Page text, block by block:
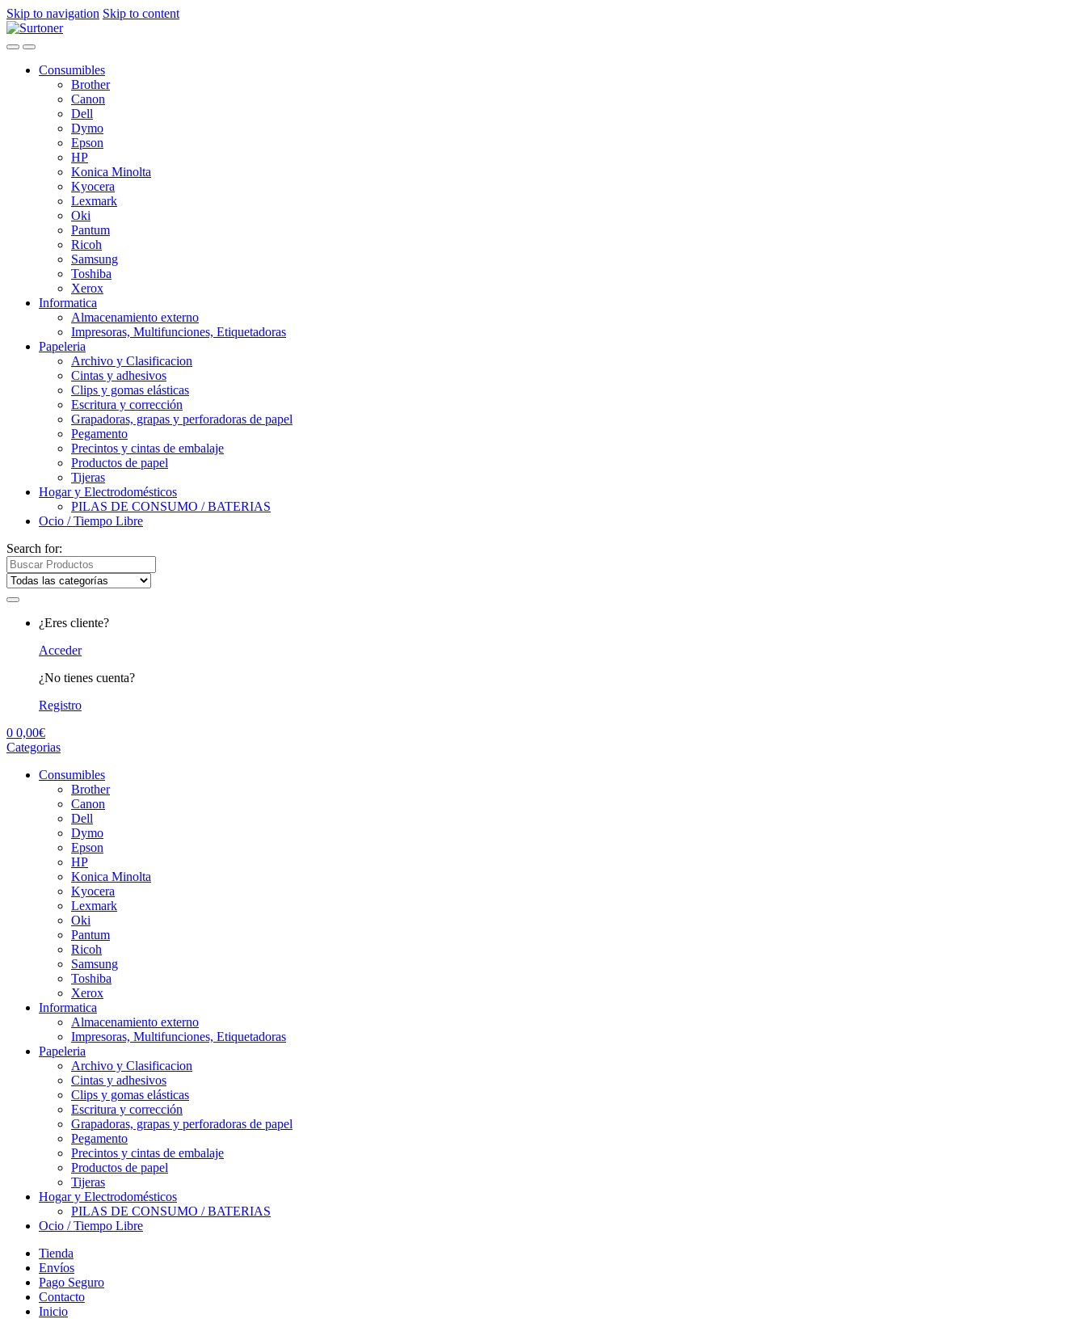
Skip to navigation Skip to content
Consumibles
Brother
Canon
Dell
Dymo
Epson
HP
Konica Minolta
Kyocera
Lexmark
Oki
Pantum
Ricoh
Samsung
Toshiba
Xerox
Informatica
Almacenamiento externo
Impresoras, Multifunciones, Etiquetadoras
Papeleria
Archivo y Clasificacion
Cintas y adhesivos
Clips y gomas elásticas
Escritura y corrección
Grapadoras, grapas y perforadoras de papel
Pegamento
Precintos y cintas de embalaje
Productos de papel
Tijeras
Hogar y Electrodomésticos
PILAS DE CONSUMO / BATERIAS
Ocio / Tiempo Libre
Search for:
¿Eres cliente?
Acceder
¿No tienes cuenta?
Registro
0 0,00€
Categorias
Consumibles
Brother
Canon
Dell
Dymo
Epson
HP
Konica Minolta
Kyocera
Lexmark
Oki
Pantum
Ricoh
Samsung
Toshiba
Xerox
Informatica
Almacenamiento externo
Impresoras, Multifunciones, Etiquetadoras
Papeleria
Archivo y Clasificacion
Cintas y adhesivos
Clips y gomas elásticas
Escritura y corrección
Grapadoras, grapas y perforadoras de papel
Pegamento
Precintos y cintas de embalaje
Productos de papel
Tijeras
Hogar y Electrodomésticos
PILAS DE CONSUMO / BATERIAS
Ocio / Tiempo Libre
Tienda
Envíos
Pago Seguro
Contacto
Inicio